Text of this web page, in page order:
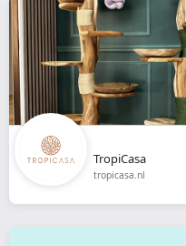
TropiCasa
tropicasa.nl